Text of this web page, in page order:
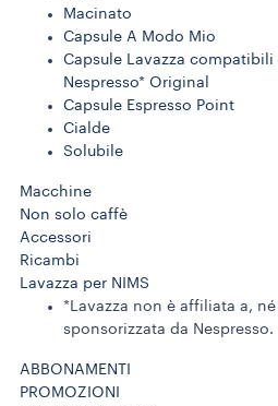
Macinato
Capsule A Modo Mio
Capsule Lavazza
Nespresso* Original
Capsule Espresso Point
Cialde
Solubile
Macchine
Non solo caffè
Accessori
Ricambi
Lavazza per NIMS
*Lavazza non è affiliata a,
sponsorizzata da Nespresso.
ABBONAMENTI
PROMOZIONI